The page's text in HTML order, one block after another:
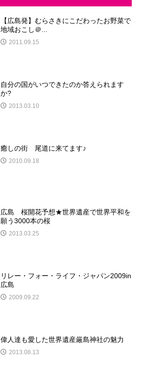
【広島発】むらさきにこだわったお野菜で
地域おこし＠...
2011.09.15
自分の国がいつできたのか答えられます
か?
2013.03.10
癒しの街 尾道に来てます♪
2010.09.18
広島 桜開花予想★世界遺産で世界平和を
願う3000本の桜
2013.03.25
リレー・フォー・ライフ・ジャパン2009in
広島
2009.09.22
偉人達も愛した世界遺産厳島神社の魅力
2013.08.13